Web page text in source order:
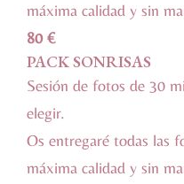
máxima calidad y sin
80 €
PACK SONRISAS
Sesión de fotos de 30
elegir.
Os entregaré todas las
máxima calidad y sin